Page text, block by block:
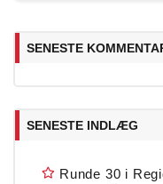
SENESTE
SENESTE INDLÆG
Runde 30 i